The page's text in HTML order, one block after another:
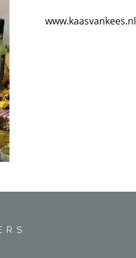
www.kaasvankees.nl